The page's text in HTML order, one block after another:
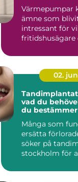
Värmepumpar
ämne som
intressant för
fritidshusägare
02. jun
vad du
du
Många som
ersätta
söker på
stockholm för